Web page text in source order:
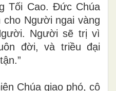
Tối Cao. Đức Chúa
cho Người ngai vàng
Người sẽ trị vì
đời, và triều đại
Chúa giao phó, cô